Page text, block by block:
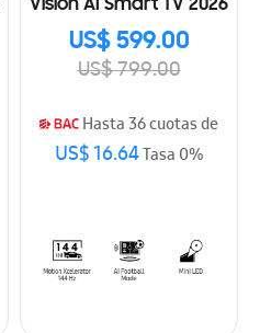
Vision AI Smart TV 2026
US$ 599.00
US$ 799.00
Hasta 36 cuotas de
US$ 16.64Tasa 0%